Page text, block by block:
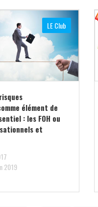
LE Club
élément de
: les FOH ou
et
2019